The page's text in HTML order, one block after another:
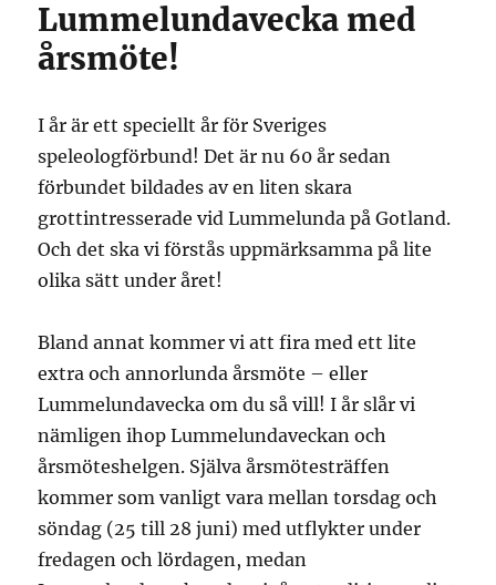
Lummelundavecka med
årsmöte!
I år är ett speciellt år för Sveriges
speleologförbund! Det är nu 60 år sedan
förbundet bildades av en liten skara
grottintresserade vid Lummelunda på Gotland.
Och det ska vi förstås uppmärksamma på lite
olika sätt under året!
Bland annat kommer vi att fira med ett lite
extra och annorlunda årsmöte – eller
Lummelundavecka om du så vill! I år slår vi
nämligen ihop Lummelundaveckan och
årsmöteshelgen. Själva årsmötesträffen
kommer som vanligt vara mellan torsdag och
söndag (25 till 28 juni) med utflykter under
fredagen och lördagen, medan